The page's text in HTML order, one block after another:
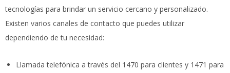
tecnologías para brindar un servicio cercano y personalizado.
Existen varios canales de contacto que puedes utilizar
dependiendo de tu necesidad:
Llamada telefónica a través del 1470 para clientes y 1471 para